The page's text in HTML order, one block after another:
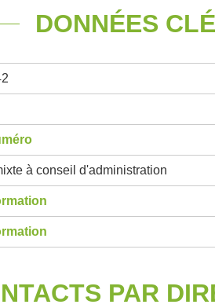
DONNÉES
à conseil d'administration
PAR